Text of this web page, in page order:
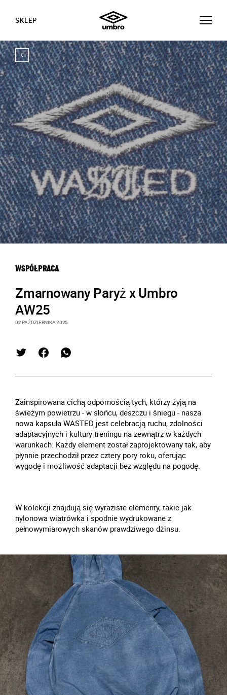
SKLEP
WSPÓŁPRACA
Zmarnowany Paryż x Umbro
AW25
02 PAŹDZIERNIKA 2025
Zainspirowana cichą odpornością tych, którzy żyją na
świeżym powietrzu - w słońcu, deszczu i śniegu - nasza
nowa kapsuła WASTED jest celebracją ruchu, zdolności
adaptacyjnych i kultury treningu na zewnątrz w każdych
warunkach. Każdy element został zaprojektowany tak, aby
płynnie przechodził przez cztery pory roku, oferując
wygodę i możliwość adaptacji bez względu na pogodę.
W kolekcji znajdują się wyraziste elementy, takie jak
nylonowa wiatrówka i spodnie wydrukowane z
pełnowymiarowych skanów prawdziwego dżinsu.